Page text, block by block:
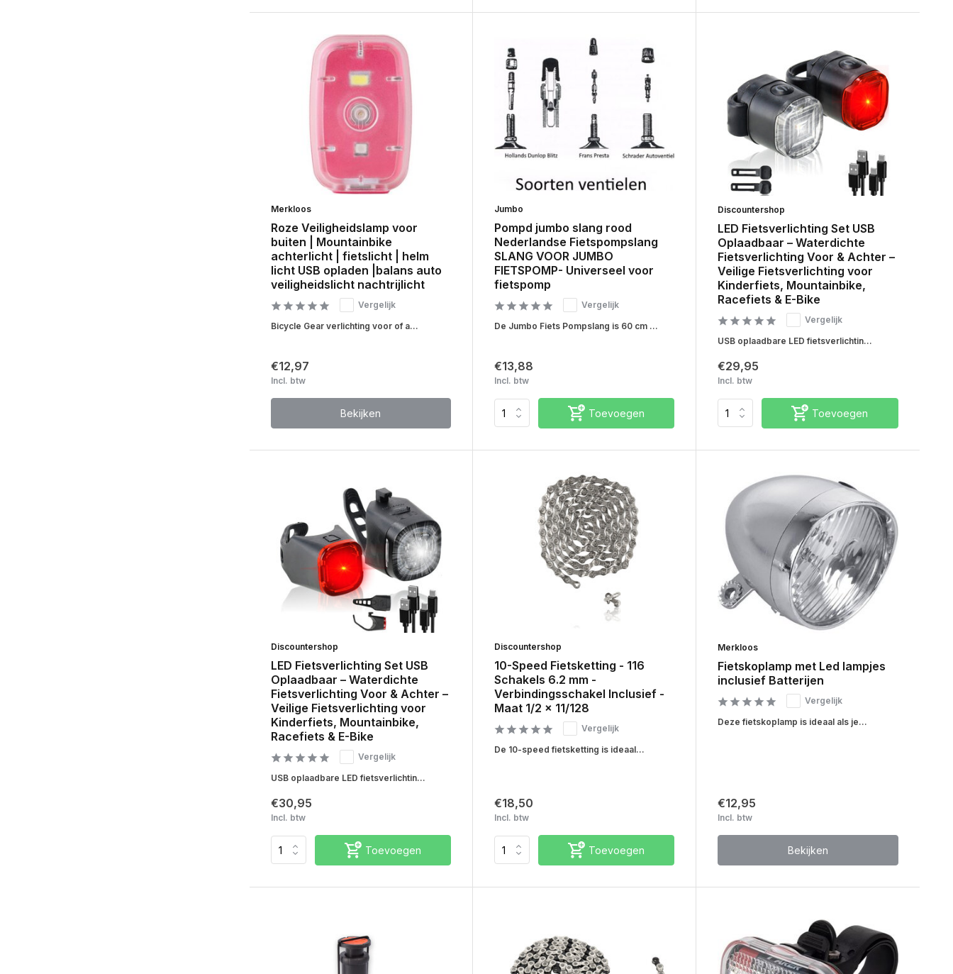
Merkloos
Roze Veiligheidslamp voor
buiten | Mountainbike
achterlicht | fietslicht | helm
licht USB opladen |balans auto
veiligheidslicht nachtrijlicht
Vergelijk
Bicycle Gear verlichting voor of a...
€12,97
Incl. btw
Bekijken
Jumbo
Pompd jumbo slang rood
Nederlandse Fietspompslang
SLANG VOOR JUMBO
FIETSPOMP- Universeel voor
fietspomp
Vergelijk
De Jumbo Fiets Pompslang is 60 cm ...
€13,88
Incl. btw
Toevoegen
Discountershop
LED Fietsverlichting Set USB
Oplaadbaar – Waterdichte
Fietsverlichting Voor & Achter –
Veilige Fietsverlichting voor
Kinderfiets, Mountainbike,
Racefiets & E-Bike
Vergelijk
USB oplaadbare LED fietsverlichtin...
€29,95
Incl. btw
Toevoegen
Discountershop
LED Fietsverlichting Set USB
Oplaadbaar – Waterdichte
Fietsverlichting Voor & Achter –
Veilige Fietsverlichting voor
Kinderfiets, Mountainbike,
Racefiets & E-Bike
Vergelijk
USB oplaadbare LED fietsverlichtin...
€30,95
Incl. btw
Toevoegen
Discountershop
10-Speed Fietsketting - 116
Schakels 6.2 mm -
Verbindingsschakel Inclusief -
Maat 1/2 x 11/128
Vergelijk
De 10-speed fietsketting is ideaal...
€18,50
Incl. btw
Toevoegen
Merkloos
Fietskoplamp met Led lampjes
inclusief Batterijen
Vergelijk
Deze fietskoplamp is ideaal als je...
€12,95
Incl. btw
Bekijken